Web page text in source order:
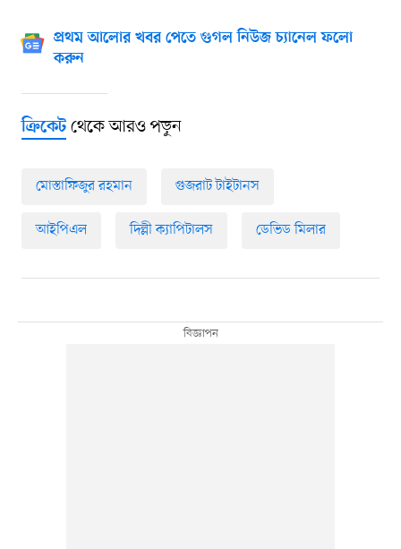
প্রথম আলোর খবর পেতে গুগল নিউজ চ্যানেল ফলো
করুন
ক্রিকেটথেকে আরও পড়ুন
মোস্তাফিজুর রহমান গুজরাট টাইটানস
আইপিএল দিল্লী ক্যাপিটালস ডেভিড মিলার